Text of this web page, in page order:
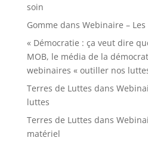
soin
Gomme dans Webinaire –
« Démocratie : ça veut dire
MOB, le média de la
webinaires « outiller nos
Terres de Luttes dans
luttes
Terres de Luttes dans
matériel